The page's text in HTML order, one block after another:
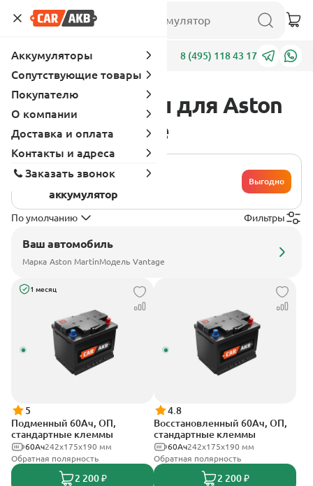
Адреса 8 (495) 118 43 17
Аккумуляторы для Aston
Martin Vantage
Хочу сдать
свой
аккумулятор
Выгодно
По умолчанию Фильтры
Ваш автомобиль
Марка Aston MartinМодель Vantage
1 месяц
5
Подменный 60Ач, ОП,
стандартные клеммы
242х175х190 мм
60Ач
Обратная полярность
2 200 ₽
4.8
Восстановленный 60Ач, ОП,
стандартные клеммы
242х175х190 мм
60Ач
Обратная полярность
2 200 ₽
Аккумуляторы
Сопутствующие товары
Покупателю
О компании
Доставка и оплата
Контакты и адреса
Заказать звонок